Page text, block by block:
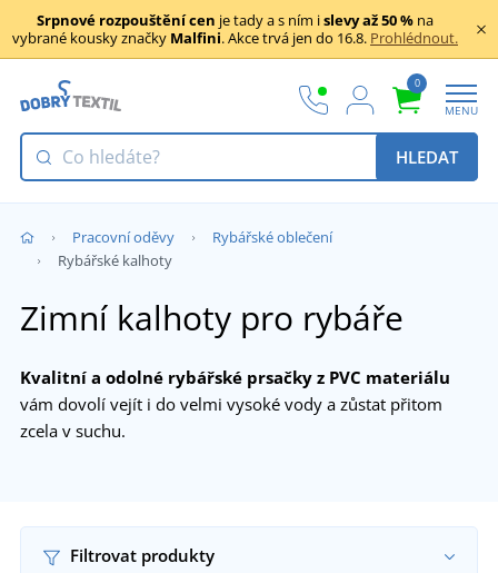
Srpnové rozpouštění cen je tady a s ním islevy až 50 % na
vybrané kousky značky Malfini. Akce trvá jen do 16.8. Prohlédnout.
0
MENU
HLEDAT
Pracovní oděvy
Rybářské oblečení
Rybářské kalhoty
Zimní kalhoty pro rybáře
Kvalitní a odolné rybářské prsačky z PVC materiálu
vám dovolí vejít i do velmi vysoké vody a zůstat přitom
zcela v suchu.
Filtrovat produkty